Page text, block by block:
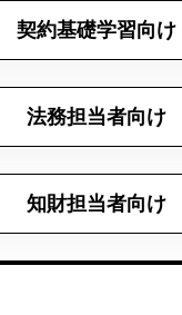
契約基礎学習向け
法務担当者向け
知財担当者向け